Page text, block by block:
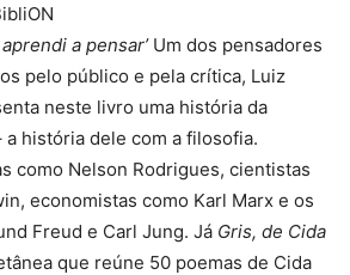
a pensar’ Um dos pensadores
pelo público e pela crítica, Luiz
neste livro uma história da
história dele com a filosofia.
como Nelson Rodrigues, cientistas
economistas como Karl Marx e os
Freud e Carl Jung. Já Gris, de Cida
que reúne 50 poemas de Cida